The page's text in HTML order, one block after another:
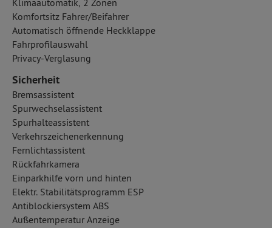
Klimaautomatik, 2 Zonen
Komfortsitz Fahrer/Beifahrer
Automatisch öffnende Heckklappe
Fahrprofilauswahl
Privacy-Verglasung
Sicherheit
Bremsassistent
Spurwechselassistent
Spurhalteassistent
Verkehrszeichenerkennung
Fernlichtassistent
Rückfahrkamera
Einparkhilfe vorn und hinten
Elektr. Stabilitätsprogramm ESP
Antiblockiersystem ABS
Außentemperatur Anzeige